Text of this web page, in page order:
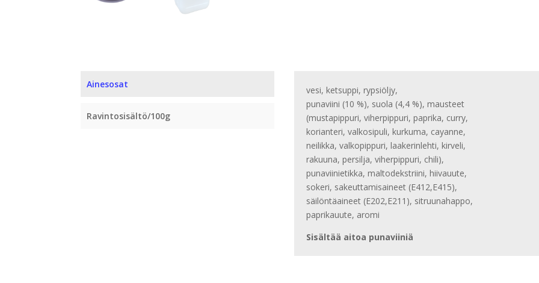
Ainesosat
Ravintosisältö/100g
vesi, ketsuppi, rypsiöljy,
punaviini (10 %), suola (4,4 %), mausteet
(mustapippuri, viherpippuri, paprika, curry,
korianteri, valkosipuli, kurkuma, cayanne,
neilikka, valkopippuri, laakerinlehti, kirveli,
rakuuna, persilja, viherpippuri, chili),
punaviinietikka, maltodekstriini, hiivauute,
sokeri, sakeuttamisaineet (E412,E415),
säilöntäaineet (E202,E211), sitruunahappo,
paprikauute, aromi
Sisältää aitoa punaviiniä